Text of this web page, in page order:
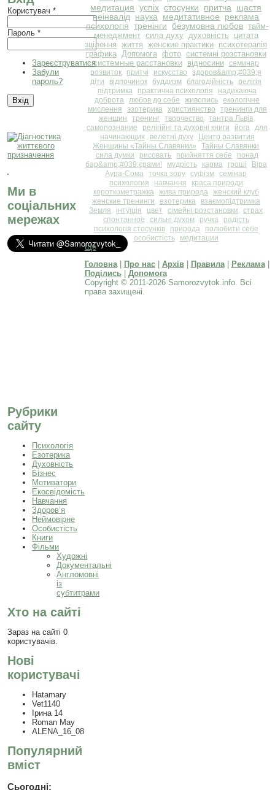
Користувач*
Пароль*
Зареєструватися
Забули
пароль?
Ми в
соціальних
мережах
Рубрики
сайту
Психологія
Езотерика
Духовність
Бізнес
Мотиватори
Екосвідомість
Навчання
Здоров’я
Неймовірне
Особистість
Книги
Фільми
Художні
Документальні
Англомовні
із
субтитрами
Хто на сайті
Зараз на сайті 0
користувачів.
Нові
користувачі
Hatamary
Vet1140
Ірина 14
Roman May
ALENA_16_08
Популярний
вміст
Сьогодні:
медитация успіх стосунки притча щастя
неінвалід наука медитативное
реклама
психологія
тренінги безумовна любов тайм-
менеджмент сила духу духовність
цитата
зцілення
життя женские практики психотерапія
графика
Допомога фото системні розстановки
системные расстановки
відносини семинар
розвиток
притчі искусство
здоров&amp;#039;я
діти
відпочинок буддизм благодійність
релігія
підтримка
практична психологія
надихаюча
доброта любов до себе живопись екологічне
мислення
эзотерика християнство
тренинги для
женщин
тренинг творчество
тантра Львів
самопознание
релігійні та духовні книги йога для
начинающих
велетні духу
Центр развития
Женщины «Тайны Славянки»
Тайны Славянки
сила думки
рисовать прийняття себе
понад
бар&amp;#039;єрами!
мудрість карма гроші
Віра
Аура-Сома точка зору суфізм семінар
психология
навчання
краса природи
короткометражка жива природа женский клуб
женские тренинги
езотерика
взаємопідтримка
Земля
інтуїція цвет сімейні розстановки
страх
спонтанное
сильні духом ручка
радість
психологія стосунків
природа
полюбити себе
особистість
медитации
Ще
Головна| Про нас| Архів| Правила| Реклама|
Поділись| Допомога
Copyright © 2011-2026 Samorozvytok.info. Всі
права захищені.